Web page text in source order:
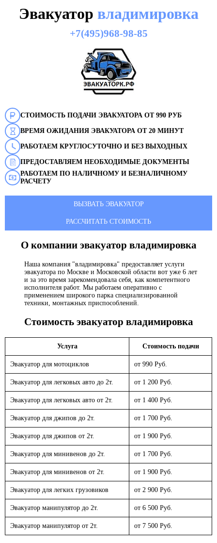
Эвакуатор владимировка
+7(495)968-98-85
СТОИМОСТЬ ПОДАЧИ ЭВАКУАТОРА ОТ 990 РУБ
ВРЕМЯ ОЖИДАНИЯ ЭВАКУАТОРА ОТ 20 МИНУТ
РАБОТАЕМ КРУГЛОСУТОЧНО И БЕЗ ВЫХОДНЫХ
ПРЕДОСТАВЛЯЕМ НЕОБХОДИМЫЕ ДОКУМЕНТЫ
РАБОТАЕМ ПО НАЛИЧНОМУ И БЕЗНАЛИЧНОМУ
РАСЧЕТУ
ВЫЗВАТЬ ЭВАКУАТОР
РАССЧИТАТЬ СТОИМОСТЬ
О компании эвакуатор владимировка
Наша компания "владимировка" предоставляет услуги
эвакуатора по Москве и Московской области вот уже 6 лет
и за это время зарекомендовала себя, как компетентного
исполнителя работ. Мы работаем оперативно с
применением широкого парка специализированной
техники, монтажных приспособлений.
Стоимость эвакуатор владимировка
Услуга Стоимость подачи
Эвакуатор для мотоциклов от 990 Руб.
Эвакуатор для легковых авто до 2т. от 1 200 Руб.
Эвакуатор для легковых авто от 2т. от 1 400 Руб.
Эвакуатор для джипов до 2т. от 1 700 Руб.
Эвакуатор для джипов от 2т. от 1 900 Руб.
Эвакуатор для минивенов до 2т. от 1 700 Руб.
Эвакуатор для минивенов от 2т. от 1 900 Руб.
Эвакуатор для легких грузовиков от 2 900 Руб.
Эвакуатор манипулятор до 2т. от 6 500 Руб.
Эвакуатор манипулятор от 2т. от 7 500 Руб.